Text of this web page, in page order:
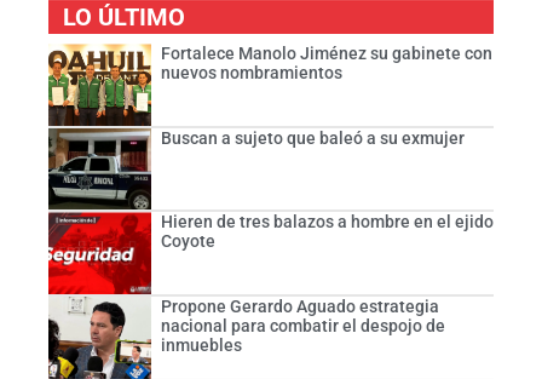
LO ÚLTIMO
Fortalece Manolo Jiménez su gabinete con
nuevos nombramientos
Buscan a sujeto que baleó a su exmujer
Hieren de tres balazos a hombre en el ejido
Coyote
Propone Gerardo Aguado estrategia
nacional para combatir el despojo de
inmuebles